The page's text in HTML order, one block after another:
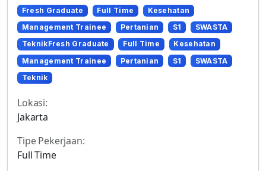
Fresh Graduate Full Time
Kesehatan
Management Trainee
Pertanian S1
SWASTA
TeknikFresh Graduate
Full Time
Kesehatan
Management Trainee
Pertanian S1
SWASTA
Teknik
Lokasi:
Jakarta
Tipe Pekerjaan:
Full Time